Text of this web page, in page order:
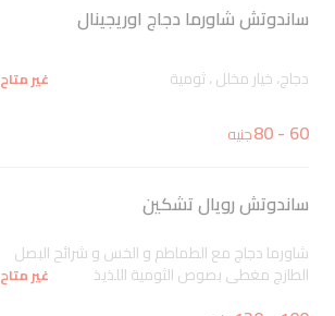
ساندوتش شاورما دجاج اوريجينال
دجاج، خيار مخلل ، ثومية غير متاح
60 - 80 جنيه
ساندوتش رويال تشكين
شاورما دجاج مع الطماطم و الخس و شرائح البصل
الطازج مغطى بصوص الثومية اللذيذ غير متاح